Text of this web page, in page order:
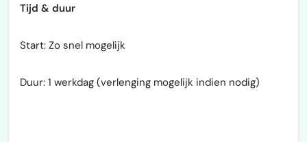
Tijd & duur
Start: Zo snel mogelijk
Duur: 1 werkdag (verlenging mogelijk indien nodig)